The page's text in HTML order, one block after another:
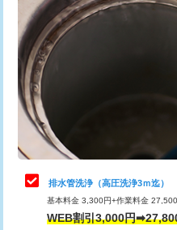
管・ポリ管・HT管使用/3ｍま
給水管工事※（ライニング鋼管
管・ポリ管・HT管使用/3ｍ超
排水管工事（土の掘削・埋め
業）
排水管工事（排水管工事/3ｍ
排水管工事（追加 排水管工事
え）
マス交換（土の掘削・埋め戻
追加トーラー機使用/3m超え
カメラ調査
桝清掃
止水・漏水調査・防水処理・
理・調整・分解・加工など（
止水・漏水調査・防水処理・
理・調整・分解・加工など（
止水・漏水調査・防水処理・
理・調整・分解・加工など（
排水管洗浄（高圧洗浄3ｍ迄）
基本料金 3,300円+作業料金
WEB割引3,000円